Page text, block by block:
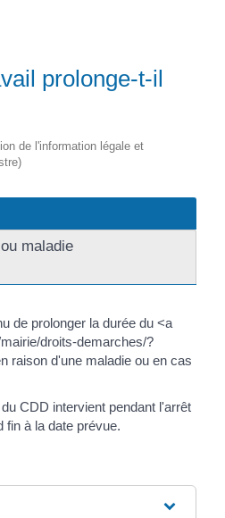
prolonge-t-il
de l'information légale et
maladie
de prolonger la durée du <a
droits-demarches/?
raison d'une maladie ou en cas
CDD intervient pendant l'arrêt
fin à la date prévue.